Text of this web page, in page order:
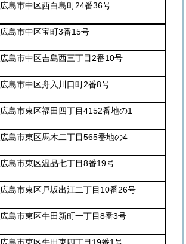
広島市中区西白島町24番36号
広島市中区宝町3番15号
広島市中区吉島西三丁目2番10号
広島市中区舟入川口町2番8号
広島市東区福田四丁目4152番地の1
広島市東区馬木二丁目565番地の4
広島市東区温品七丁目8番19号
広島市東区戸坂出江二丁目10番26号
広島市東区牛田新町一丁目8番3号